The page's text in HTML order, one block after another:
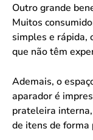
Outro grande
Muitos
simples e rápida,
que não têm
Ademais, o
aparador é
prateleira
de itens de forma